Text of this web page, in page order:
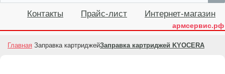
Контакты Прайс-лист Интернет-магазин
армсервис.рф
Главная Заправка картриджейЗаправка картриджей KYOCERA